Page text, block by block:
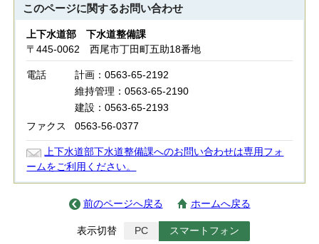
このページに関するお問い合わせ
上下水道部 下水道整備課
〒445-0062 西尾市丁田町五助18番地
電話
計画：0563-65-2192
維持管理：0563-65-2190
建設：0563-65-2193
ファクス
0563-56-0377
上下水道部下水道整備課へのお問い合わせは専用フォ
ームをご利用ください。
前のページへ戻る ホームへ戻る
表示切替 PC スマートフォン